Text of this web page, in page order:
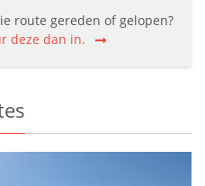
route gereden of gelopen?
deze dan in.